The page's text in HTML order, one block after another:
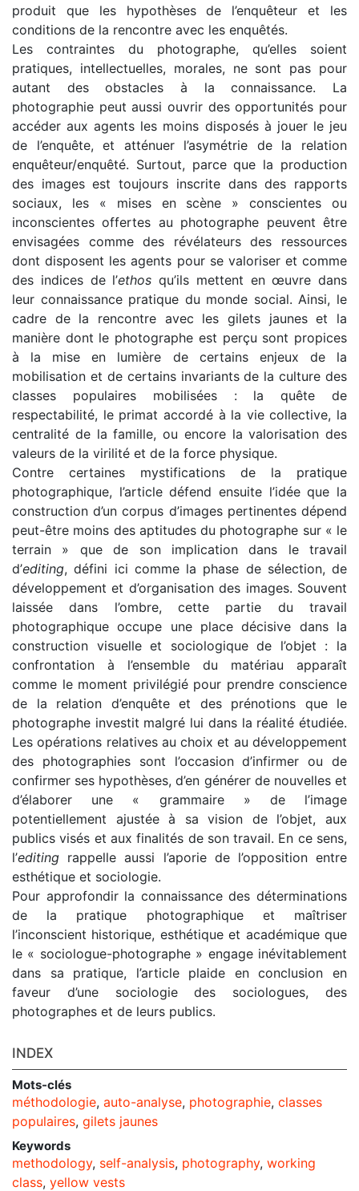
produit que les hypothèses de l’enquêteur et les
conditions de la rencontre avec les enquêtés.
Les contraintes du photographe, qu’elles soient
pratiques, intellectuelles, morales, ne sont pas pour
autant des obstacles à la connaissance. La
photographie peut aussi ouvrir des opportunités pour
accéder aux agents les moins disposés à jouer le jeu
de l’enquête, et atténuer l’asymétrie de la relation
enquêteur/enquêté. Surtout, parce que la production
des images est toujours inscrite dans des rapports
sociaux, les « mises en scène » conscientes ou
inconscientes offertes au photographe peuvent être
envisagées comme des révélateurs des ressources
dont disposent les agents pour se valoriser et comme
des indices de l’ethos qu’ils mettent en œuvre dans
leur connaissance pratique du monde social. Ainsi, le
cadre de la rencontre avec les gilets jaunes et la
manière dont le photographe est perçu sont propices
à la mise en lumière de certains enjeux de la
mobilisation et de certains invariants de la culture des
classes populaires mobilisées : la quête de
respectabilité, le primat accordé à la vie collective, la
centralité de la famille, ou encore la valorisation des
valeurs de la virilité et de la force physique.
Contre certaines mystifications de la pratique
photographique, l’article défend ensuite l’idée que la
construction d’un corpus d’images pertinentes dépend
peut-être moins des aptitudes du photographe sur « le
terrain » que de son implication dans le travail
d’editing, défini ici comme la phase de sélection, de
développement et d’organisation des images. Souvent
laissée dans l’ombre, cette partie du travail
photographique occupe une place décisive dans la
construction visuelle et sociologique de l’objet : la
confrontation à l’ensemble du matériau apparaît
comme le moment privilégié pour prendre conscience
de la relation d’enquête et des prénotions que le
photographe investit malgré lui dans la réalité étudiée.
Les opérations relatives au choix et au développement
des photographies sont l’occasion d’infirmer ou de
confirmer ses hypothèses, d’en générer de nouvelles et
d’élaborer une « grammaire » de l’image
potentiellement ajustée à sa vision de l’objet, aux
publics visés et aux finalités de son travail. En ce sens,
l’editing rappelle aussi l’aporie de l’opposition entre
esthétique et sociologie.
Pour approfondir la connaissance des déterminations
de la pratique photographique et maîtriser
l’inconscient historique, esthétique et académique que
le « sociologue-photographe » engage inévitablement
dans sa pratique, l’article plaide en conclusion en
faveur d’une sociologie des sociologues, des
photographes et de leurs publics.
INDEX
Mots-clés
méthodologie, auto-analyse, photographie, classes
populaires, gilets jaunes
Keywords
methodology, self-analysis, photography, working
class, yellow vests